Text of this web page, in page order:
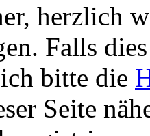
herzlich
Falls
bitte die
Seite